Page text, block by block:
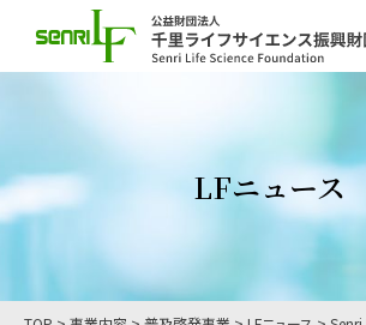
LFニュース